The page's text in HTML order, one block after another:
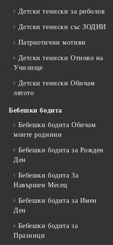
Детски тениски за риболов
Детски тениски със ЗОДИИ
Патриотични мотиви
Детски тениски Отново на
Училище
Детски тениски Обичам
лятото
Бебешки бодита
Бебешки бодита Обичам
моите роднини
Бебешки бодита за Рожден
Ден
Бебешки бодита За
Навършен Месец
Бебешки бодита за Имен
Ден
Бебешки бодита за
Празници